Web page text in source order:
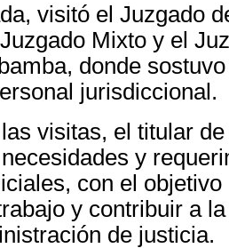
visitó el Juzgado
Mixto y el
donde
jurisdiccional.
visitas, el titular
y
con el
y contribuir a
de justicia.